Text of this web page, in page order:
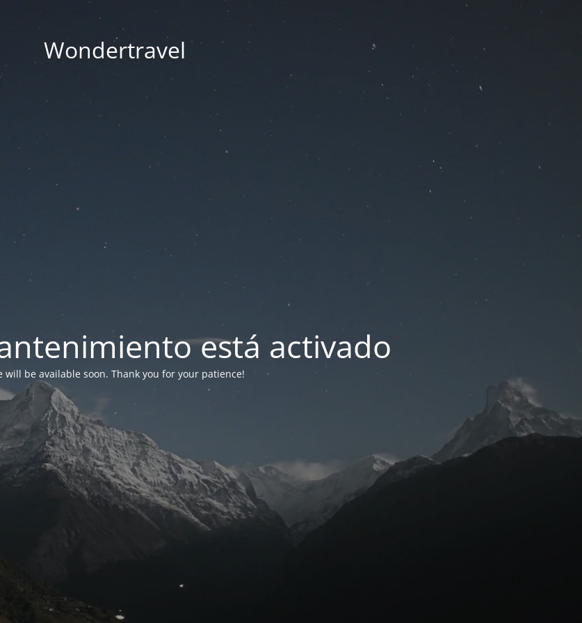
Wondertravel
está activado
will be available soon. Thank you for your patience!